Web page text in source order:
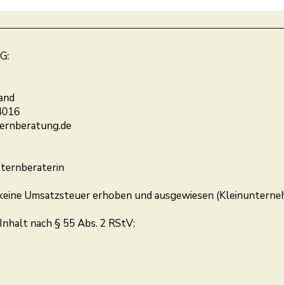
Umsatzsteuer erhoben und ausgewiesen
nach § 55 Abs. 2 RStV: